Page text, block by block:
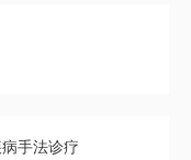
手法诊疗